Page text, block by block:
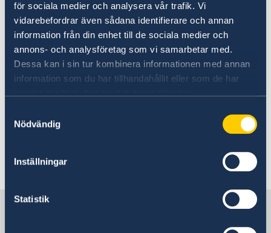
för sociala medier och analysera vår trafik. Vi
vidarebefordrar även sådana identifierare och annan
information från din enhet till de sociala medier och
annons- och analysföretag som vi samarbetar med.
Dessa kan i sin tur kombinera informationen med annan
information som du har tillhandahållit eller som de har
Nödvändig
Inställningar
Statistik
Svenskar uppmanas även att skriva upp sig på
svensklistanoch ladda ner appen UD Resklar
och godkänna pushnotiser.
Du som har skrivit upp dig på svensklistan men
nu har lämnat landet uppmanas att avanmäla
Senast uppdaterad 05 aug. 2026, 09.34
Sverige i Bahrain